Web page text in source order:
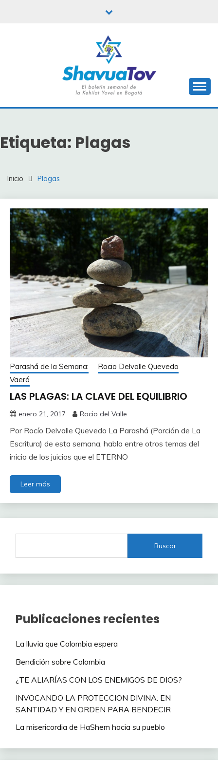
BOLETÍN SHAVUA
TOV
Etiqueta: Plagas
Inicio Plagas
Parashá de la Semana:
Rocio Delvalle Quevedo
Vaerá
LAS PLAGAS: LA CLAVE DEL EQUILIBRIO
enero 21, 2017 Rocio del Valle
Por Rocío Delvalle Quevedo La Parashá (Porción de La
Escritura) de esta semana, habla entre otros temas del
inicio de los juicios que el ETERNO
Leer más
Buscar
Publicaciones recientes
La lluvia que Colombia espera
Bendición sobre Colombia
¿TE ALIARÍAS CON LOS ENEMIGOS DE DIOS?
INVOCANDO LA PROTECCION DIVINA: EN
SANTIDAD Y EN ORDEN PARA BENDECIR
La misericordia de HaShem hacia su pueblo